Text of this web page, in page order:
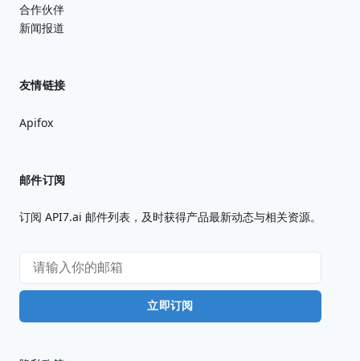
合作伙伴
新闻报道
友情链接
Apifox
邮件订阅
订阅 API7.ai 邮件列表，及时获得产品最新动态与相关资源。
立即订阅